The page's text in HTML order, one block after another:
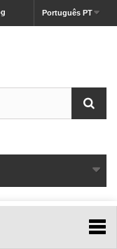
Português PT